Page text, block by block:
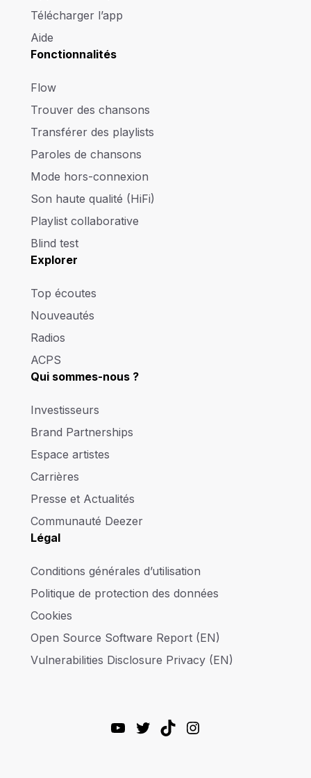
Télécharger l’app
Aide
Fonctionnalités
Flow
Trouver des chansons
Transférer des playlists
Paroles de chansons
Mode hors-connexion
Son haute qualité (HiFi)
Playlist collaborative
Blind test
Explorer
Top écoutes
Nouveautés
Radios
ACPS
Qui sommes-nous ?
Investisseurs
Brand Partnerships
Espace artistes
Carrières
Presse et Actualités
Communauté Deezer
Légal
Conditions générales d’utilisation
Politique de protection des données
Cookies
Open Source Software Report (EN)
Vulnerabilities Disclosure Privacy (EN)
YouTube
Twitter
TikTokInstagram